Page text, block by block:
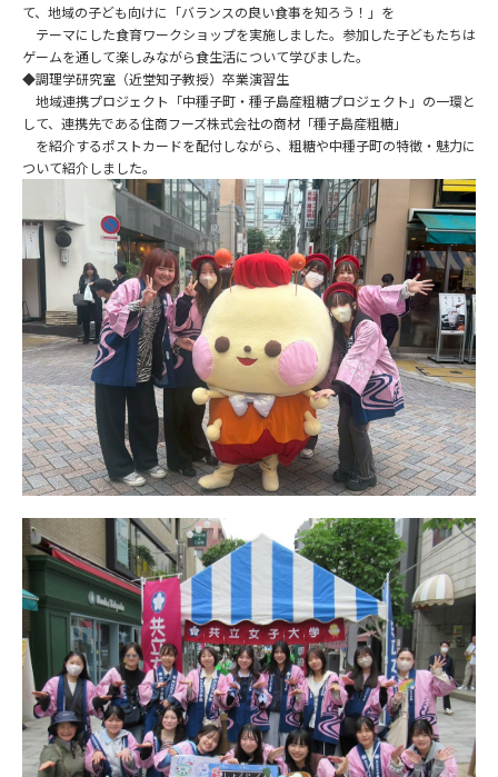
て、地域の子ども向けに「バランスの良い食事を知ろう！」を
テーマにした食育ワークショップを実施しました。参加した子どもたちは
ゲームを通して楽しみながら食生活について学びました。
◆調理学研究室（近堂知子教授）卒業演習生
地域連携プロジェクト「中種子町・種子島産粗糖プロジェクト」の一環と
して、連携先である住商フーズ株式会社の商材「種子島産粗糖」
を紹介するポストカードを配付しながら、粗糖や中種子町の特徴・魅力に
ついて紹介しました。